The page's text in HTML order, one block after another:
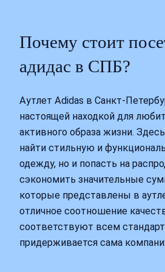
Почему стоит
адидас в СПБ?
Аутлет Adidas в Санкт-
настоящей находкой для
активного образа жизни.
найти стильную и
одежду, но и попасть на
сэкономить значительные
которые представлены в
отличное соотношение
соответствуют всем
придерживается сама